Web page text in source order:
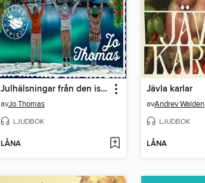
Julhälsningar från den isländska lilla byn
avJo Thomas
LJUDBOK
LÅNA
Jävla karlar
avAndrev Walden
LJUDBOK
LÅNA